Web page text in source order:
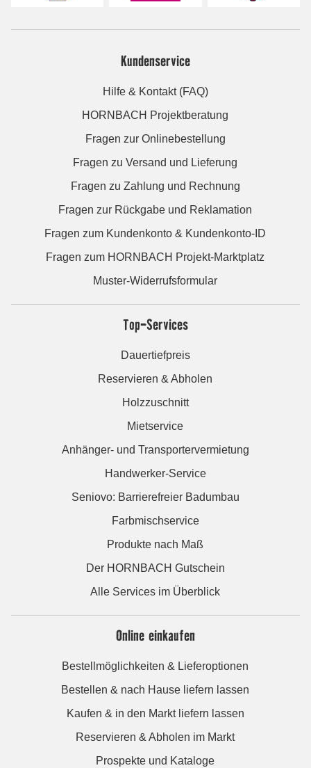
Kundenservice
Hilfe & Kontakt (FAQ)
HORNBACH Projektberatung
Fragen zur Onlinebestellung
Fragen zu Versand und Lieferung
Fragen zu Zahlung und Rechnung
Fragen zur Rückgabe und Reklamation
Fragen zum Kundenkonto & Kundenkonto-ID
Fragen zum HORNBACH Projekt-Marktplatz
Muster-Widerrufsformular
Top-Services
Dauertiefpreis
Reservieren & Abholen
Holzzuschnitt
Mietservice
Anhänger- und Transportervermietung
Handwerker-Service
Seniovo: Barrierefreier Badumbau
Farbmischservice
Produkte nach Maß
Der HORNBACH Gutschein
Alle Services im Überblick
Online einkaufen
Bestellmöglichkeiten & Lieferoptionen
Bestellen & nach Hause liefern lassen
Kaufen & in den Markt liefern lassen
Reservieren & Abholen im Markt
Prospekte und Kataloge